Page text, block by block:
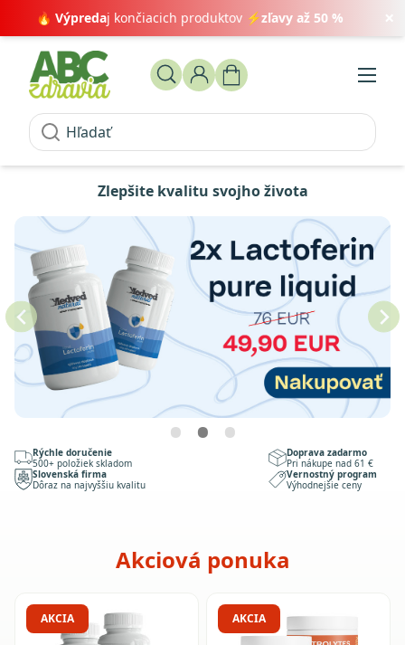
🔥 Výpredaj končiacich produktov ⚡zľavy až 50 % ×
Zlepšite kvalitu svojho života
Rýchle doručenie
500+ položiek skladom
Doprava zadarmo
Pri nákupe nad 61 €
Slovenská firma
Dôraz na najvyššiu kvalitu
Vernostný program
Výhodnejšie ceny
Akciová ponuka
AKCIA AKCIA